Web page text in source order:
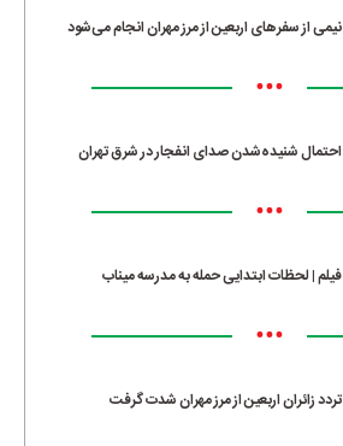
نیمی از سفرهای اربعین از مرز مهران انجام می‌شود
•••
احتمال شنیده‌شدن صدای انفجار در شرق تهران
•••
فیلم | لحظات ابتدایی حمله به مدرسه میناب
•••
تردد زائران اربعین از مرز مهران شدت گرفت